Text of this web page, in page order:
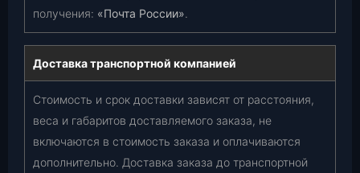
получения: «Почта России».
Доставка транспортной компанией
Стоимость и срок доставки зависят от расстояния,
веса и габаритов доставляемого заказа, не
включаются в стоимость заказа и оплачиваются
дополнительно. Доставка заказа до транспортной